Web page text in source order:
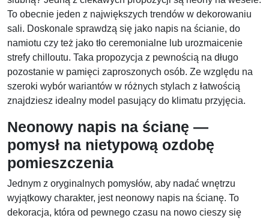
To obecnie jeden z największych trendów w dekorowaniu
sali. Doskonale sprawdzą się jako napis na ścianie, do
namiotu czy też jako tło ceremonialne lub urozmaicenie
strefy chilloutu. Taka propozycja z pewnością na długo
pozostanie w pamięci zaproszonych osób. Ze względu na
szeroki wybór wariantów w różnych stylach z łatwością
znajdziesz idealny model pasujący do klimatu przyjęcia.
Neonowy napis na ścianę —
pomysł na nietypową ozdobę
pomieszczenia
Jednym z oryginalnych pomysłów, aby nadać wnętrzu
wyjątkowy charakter, jest neonowy napis na ścianę. To
dekoracja, która od pewnego czasu na nowo cieszy się